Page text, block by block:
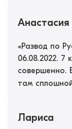
«Развод по
06.08.2022. 7
совершенно.
там
Лариса